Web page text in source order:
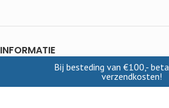
INFORMATIE
Cookies
Bij besteding van €100,-
verzendkosten!